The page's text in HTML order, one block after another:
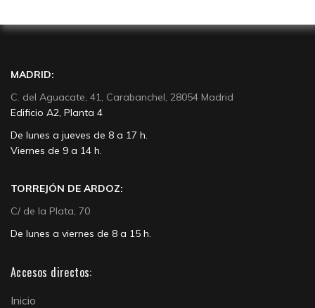
MADRID:
C. del Aguacate, 41, Carabanchel, 28054 Madrid
Edificio A2, Planta 4
De lunes a jueves de 8 a 17 h.
Viernes de 9 a 14 h.
TORREJÓN DE ARDOZ:
C/ de la Plata, 70
De lunes a viernes de 8 a 15 h.
Accesos directos:
Inicio